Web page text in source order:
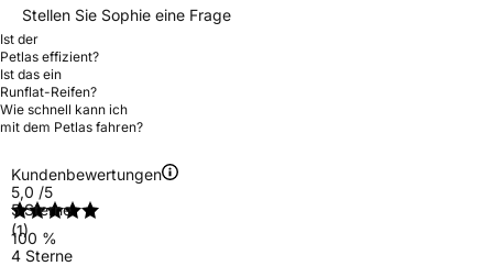
Stellen Sie Sophie eine Frage
Ist der
Petlas effizient?
Ist das ein
Runflat-Reifen?
Wie schnell kann ich
mit dem Petlas fahren?
Kundenbewertungen
5,0 /5
(1)
5 Sterne
100 %
4 Sterne